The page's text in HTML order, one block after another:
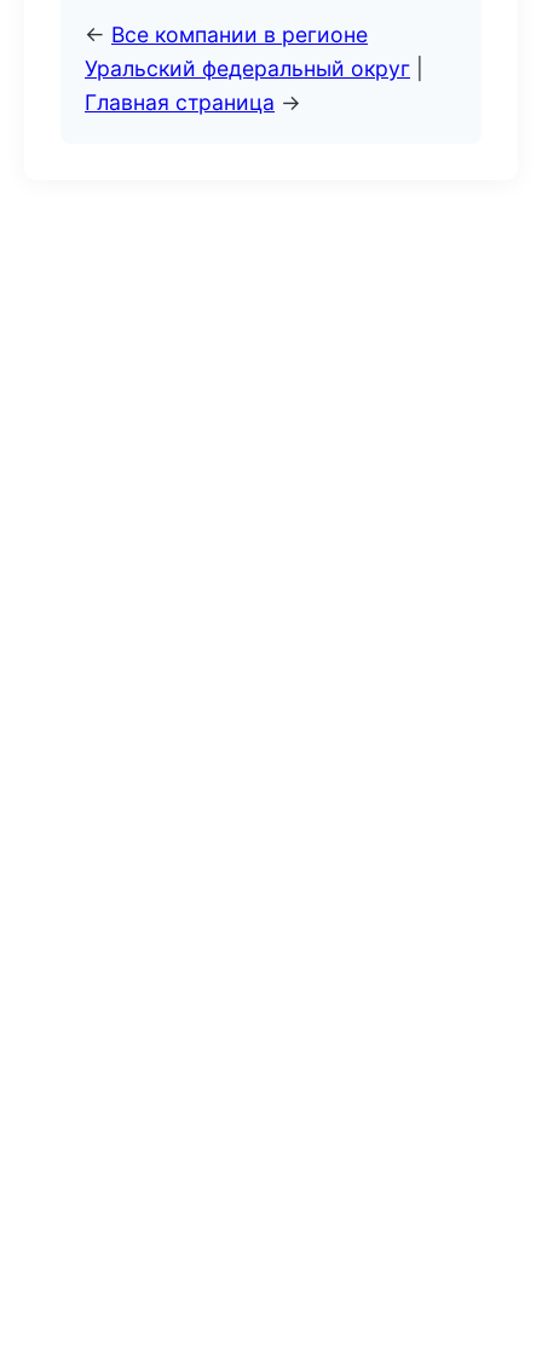
← Все компании в регионе
Уральский федеральный округ
Главная страница →